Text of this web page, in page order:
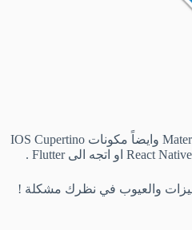
اعجبني جميع المكونات تستخدم فلسفة قوقل في تصميم Material Desing وايضاً مكونات IOS Cupertino
والعيوب في نظرك مشكلة !